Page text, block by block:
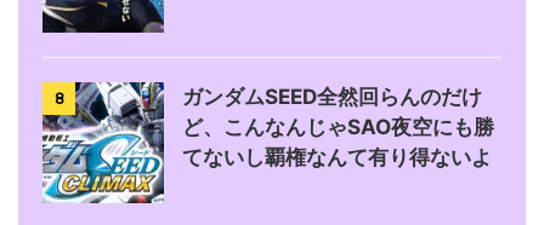
8
ガンダムSEED全然回らんのだけ
ど、こんなんじゃSAO夜空にも勝
てないし覇権なんて有り得ないよ